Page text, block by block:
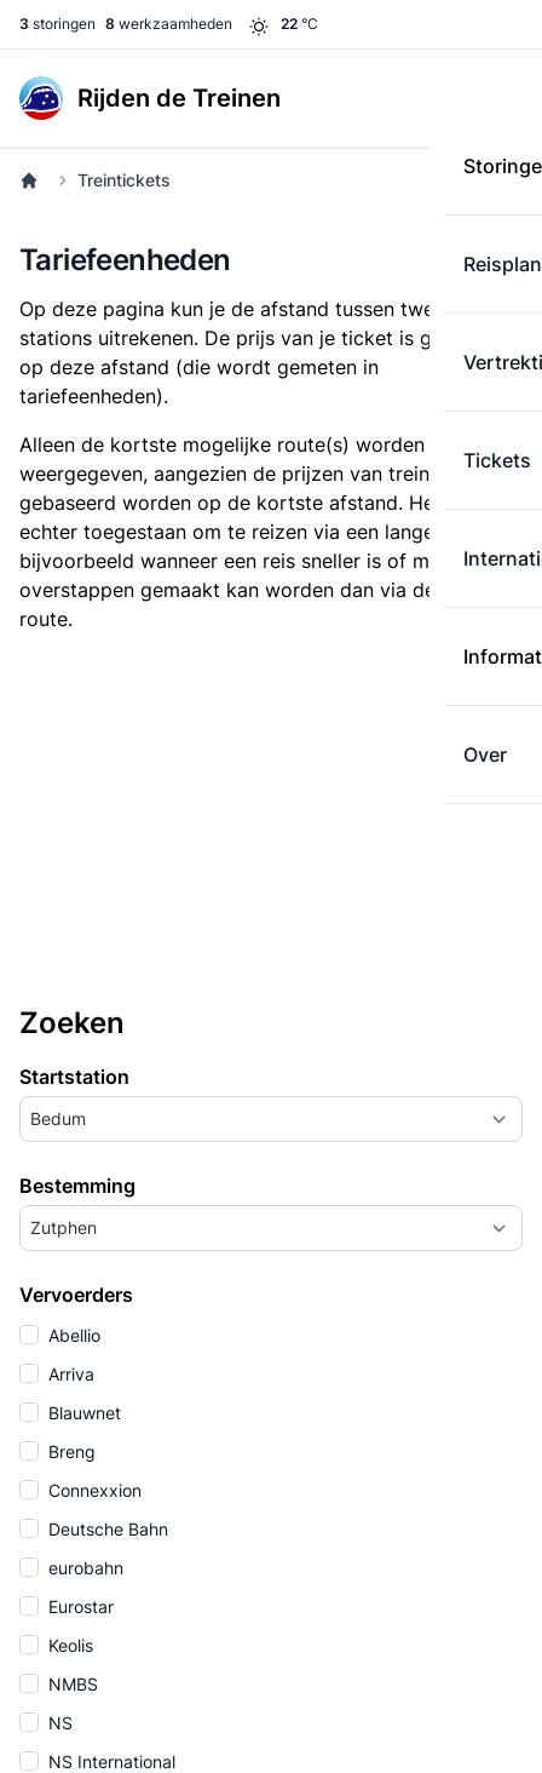
3 storingen 8 werkzaamheden 22 °C
Rijden de Treinen
Tickets
Over
Treintickets
Tariefeenheden
Op deze pagina kun je de afstand tussen twee
stations uitrekenen. De prijs van je ticket is gebaseerd
op deze afstand (die wordt gemeten in
tariefeenheden).
Alleen de kortste mogelijke route(s) worden
weergegeven, aangezien de prijzen van treintickets
gebaseerd worden op de kortste afstand. Het is
echter toegestaan om te reizen via een langere route,
bijvoorbeeld wanneer een reis sneller is of met minder
overstappen gemaakt kan worden dan via de kortste
route.
Zoeken
Startstation
Bedum
Bestemming
Zutphen
Vervoerders
Abellio
Arriva
Blauwnet
Breng
Connexxion
Deutsche Bahn
eurobahn
Eurostar
Keolis
NMBS
NS
NS International